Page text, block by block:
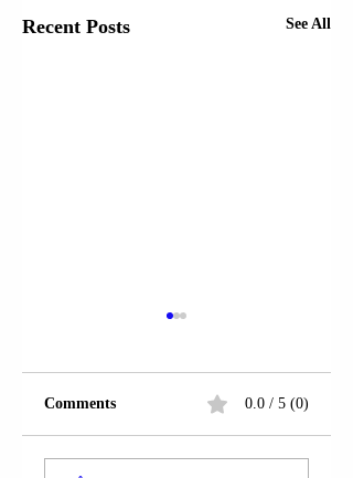
Recent Posts See All
FSHATI MANËZ;
Comments 0.0 / 5 (0)